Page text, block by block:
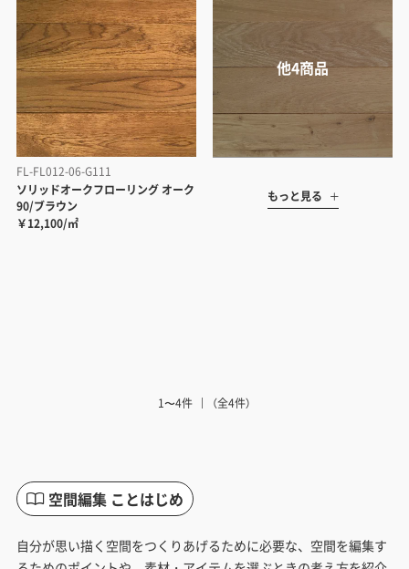
FL-FL012-06-G111
ソリッドオークフローリング オーク
90/ブラウン
￥12,100/㎡
もっと見る
1〜4件 （全4件）
空間編集 ことはじめ
自分が思い描く空間をつくりあげるために必要な、空間を編集す